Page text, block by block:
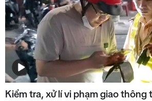
Kiểm tra, xử lí vi phạm giao thông